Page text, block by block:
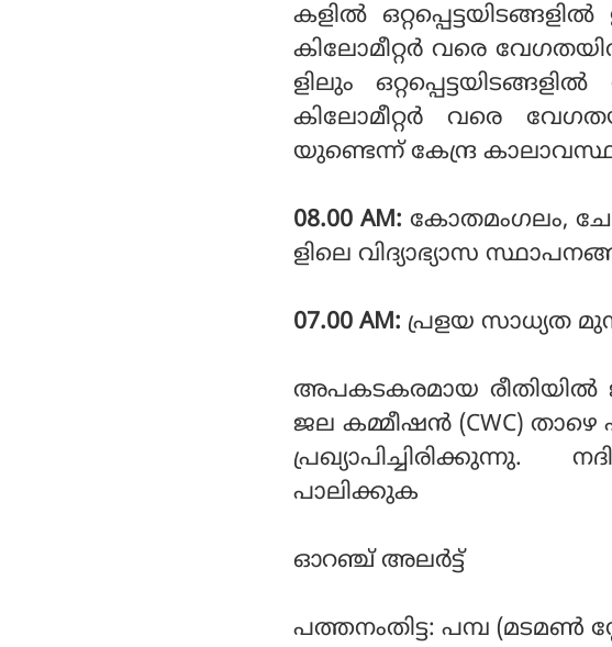
കളിൽ
കിലോമീറ്റർ വരെ
ളിലും
കിലോമീറ്റർ വരെ
യുണ്ടെന്ന് കേന്ദ്ര
08.00 AM: കോതമംഗലം,
ളിലെ വിദ്യാഭ്യാസ
07.00 AM: പ്രളയ സാധ്യത
അപകടകരമായ രീതിയില്‍
ജല കമ്മീഷന്‍ (CWC)
പാലിക്കുക
ഓറഞ്ച് അലര്‍ട്ട്
പത്തനംതിട്ട: പമ്പ (മടമണ്‍